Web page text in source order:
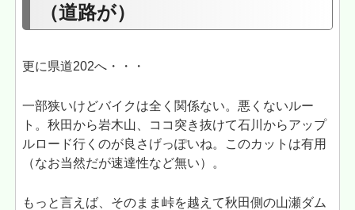
（道路が）
更に県道202へ・・・
一部狭いけどバイクは全く関係ない。悪くないルー
ト。秋田から岩木山、ココ突き抜けて石川からアップ
ルロード行くのが良さげっぽいね。このカットは有用
（なお当然だが速達性など無い）。
もっと言えば、そのまま峠を越えて秋田側の山瀬ダム